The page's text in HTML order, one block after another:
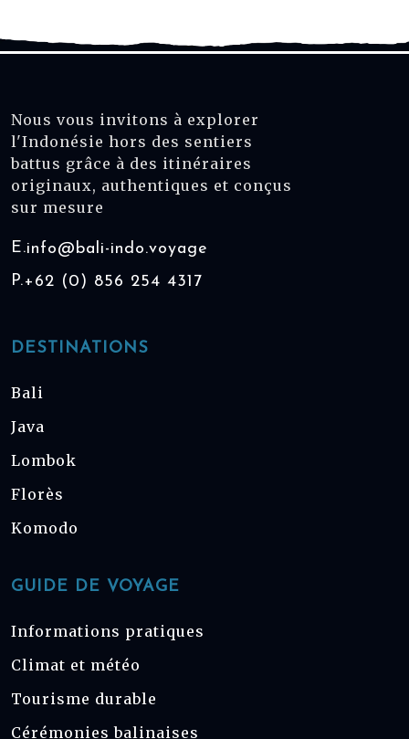
Nous vous invitons à explorer
l'Indonésie hors des sentiers
battus grâce à des itinéraires
originaux, authentiques et conçus
sur mesure
E.info@bali-indo.voyage
P.+62 (0) 856 254 4317
DESTINATIONS
Bali
Java
Lombok
Florès
Komodo
GUIDE DE VOYAGE
Informations pratiques
Climat et météo
Tourisme durable
Cérémonies balinaises